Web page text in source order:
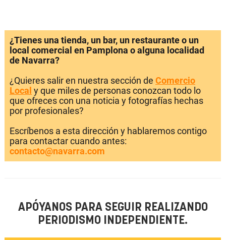
¿Tienes una tienda, un bar, un restaurante o un
local comercial en Pamplona o alguna localidad
de Navarra?
¿Quieres salir en nuestra sección de Comercio
Local y que miles de personas conozcan todo lo
que ofreces con una noticia y fotografías hechas
por profesionales?
Escríbenos a esta dirección y hablaremos contigo
para contactar cuando antes:
contacto@navarra.com
APÓYANOS PARA SEGUIR REALIZANDO
PERIODISMO INDEPENDIENTE.